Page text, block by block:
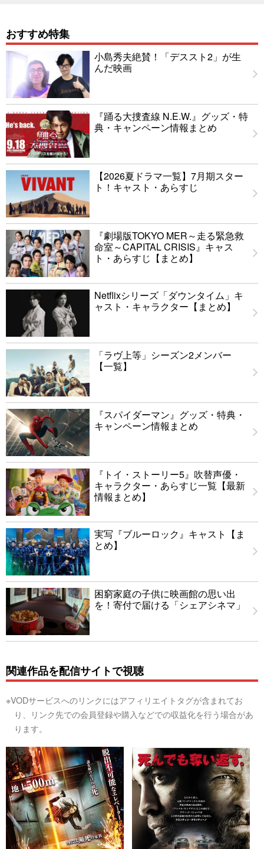
おすすめ特集
小島秀夫絶賛！「デススト2」が生
んだ映画
『踊る大捜査線 N.E.W.』グッズ・特
典・キャンペーン情報まとめ
【2026夏ドラマ一覧】7月期スター
ト！キャスト・あらすじ
『劇場版TOKYO MER～走る緊急救
命室～CAPITAL CRISIS』キャス
ト・あらすじ【まとめ】
Netflixシリーズ「ダウンタイム」キ
ャスト・キャラクター【まとめ】
「ラヴ上等」シーズン2メンバー
【一覧】
『スパイダーマン』グッズ・特典・
キャンペーン情報まとめ
『トイ・ストーリー5』吹替声優・
キャラクター・あらすじ一覧【最新
情報まとめ】
実写『ブルーロック』キャスト【ま
とめ】
困窮家庭の子供に映画館の思い出
を！寄付で届ける「シェアシネマ」
関連作品を配信サイトで視聴
※VODサービスへのリンクにはアフィリエイトタグが含まれてお
り、リンク先での会員登録や購入などでの収益化を行う場合があ
ります。